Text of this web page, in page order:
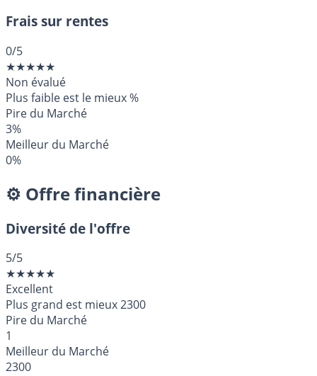
Frais sur rentes
0/5
★★★★★
Non évalué
Plus faible est le mieux%
Pire du Marché
3%
Meilleur du Marché
0%
⚙️ Offre financière
Diversité de l'offre
5/5
★★★★★
Excellent
Plus grand est mieux2300
Pire du Marché
1
Meilleur du Marché
2300